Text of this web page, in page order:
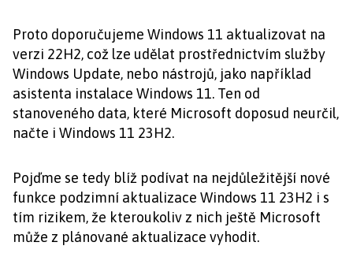
Proto doporučujeme Windows 11 aktualizovat na
verzi 22H2, což lze udělat prostřednictvím služby
Windows Update, nebo nástrojů, jako například
asistenta instalace Windows 11. Ten od
stanoveného data, které Microsoft doposud neurčil,
načte i Windows 11 23H2.
Pojďme se tedy blíž podívat na nejdůležitější nové
funkce podzimní aktualizace Windows 11 23H2 i s
tím rizikem, že kteroukoliv z nich ještě Microsoft
může z plánované aktualizace vyhodit.